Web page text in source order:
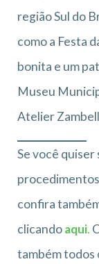
região Sul do
como a Festa
bonita e um
Museu
Atelier
Se você quiser
confira
clicandoaqui.
também todos